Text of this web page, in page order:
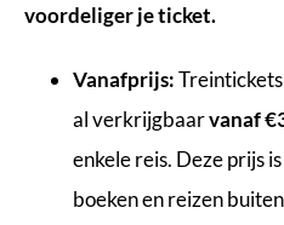
voordeliger je ticket.
Vanafprijs:
al verkrijgbaarvanaf
enkele reis. Deze prijs
boeken en reizen